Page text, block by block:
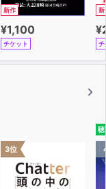
新作
¥1,100
チケット
新
チ
3位
聴